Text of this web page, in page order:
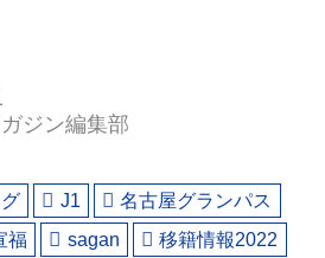
ジン編集部
J1
名古屋グランパス
福 sagan 移籍情報2022